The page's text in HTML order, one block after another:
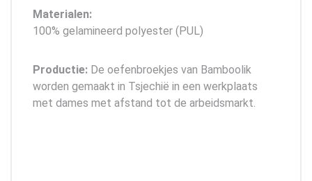
Materialen:
100% gelamineerd polyester (PUL)
Productie: De oefenbroekjes van Bamboolik
worden gemaakt in Tsjechië in een werkplaats
met dames met afstand tot de arbeidsmarkt.